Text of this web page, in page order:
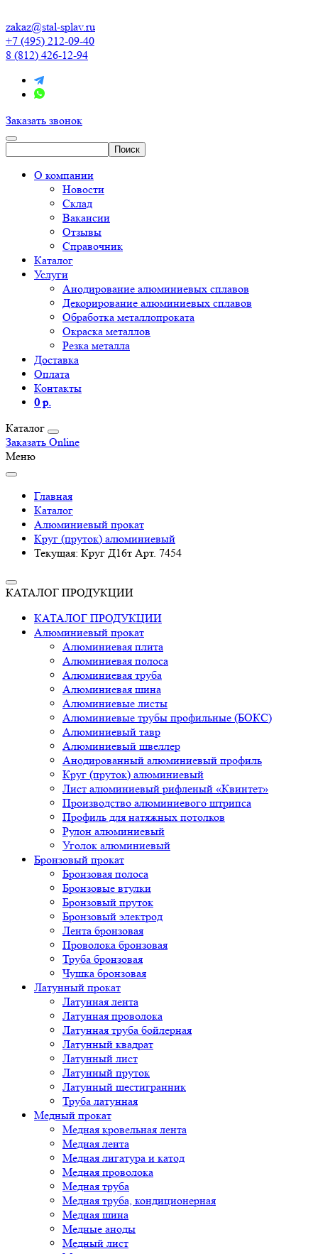
zakaz@stal-splav.ru
+7 (495) 212-09-40
8 (812) 426-12-94
Заказать звонок
О компании
Новости
Склад
Вакансии
Отзывы
Справочник
Каталог
Услуги
Анодирование алюминиевых сплавов
Декорирование алюминиевых сплавов
Обработка металлопроката
Окраска металлов
Резка металла
Доставка
Оплата
Контакты
0 р.
Каталог
Заказать Online
Меню
Главная
Каталог
Алюминиевый прокат
Круг (пруток) алюминиевый
Текущая: Круг Д16т Арт. 7454
КАТАЛОГ ПРОДУКЦИИ
КАТАЛОГ ПРОДУКЦИИ
Алюминиевый прокат
Алюминиевая плита
Алюминиевая полоса
Алюминиевая труба
Алюминиевая шина
Алюминиевые листы
Алюминиевые трубы профильные (БОКС)
Алюминиевый тавр
Алюминиевый швеллер
Анодированный алюминиевый профиль
Круг (пруток) алюминиевый
Лист алюминиевый рифленый «Квинтет»
Производство алюминиевого штрипса
Профиль для натяжных потолков
Рулон алюминиевый
Уголок алюминиевый
Бронзовый прокат
Бронзовая полоса
Бронзовые втулки
Бронзовый пруток
Бронзовый электрод
Лента бронзовая
Проволока бронзовая
Труба бронзовая
Чушка бронзовая
Латунный прокат
Латунная лента
Латунная проволока
Латунная труба бойлерная
Латунный квадрат
Латунный лист
Латунный пруток
Латунный шестигранник
Труба латунная
Медный прокат
Медная кровельная лента
Медная лента
Медная лигатура и катод
Медная проволока
Медная труба
Медная труба, кондиционерная
Медная шина
Медные аноды
Медный лист